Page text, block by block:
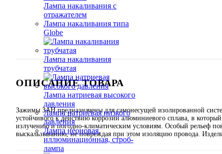
Лампа накаливания с
отражателем
Лампа накаливания типа
Globe
Лампа накаливания
трубчатая
Лампа натриевая высокого
давления
Лампа натриевая низкого
давления
Лампа неоновая,
иллюминационная, строб-
лампа
ОПИСАНИЕ ТОВАРА
Зажимы ЗАН предназначены для самонесущей изолированной
устойчивого к действию коррозии алюминиевого сплава, в
излучению и погодно-климатическим условиям. Особый рельеф
выскальзыванию, не повреждая при этом изоляцию провода.